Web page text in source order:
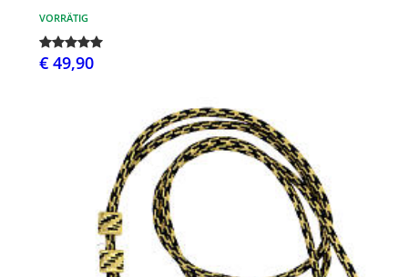
VORRÄTIG
€ 49,90